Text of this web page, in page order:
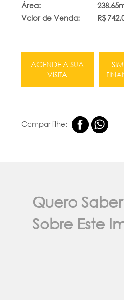
Área:
Valor de Venda:
R$
AGENDE A SUA
VISITA
Compartilhe:
Quero
Sobre Este